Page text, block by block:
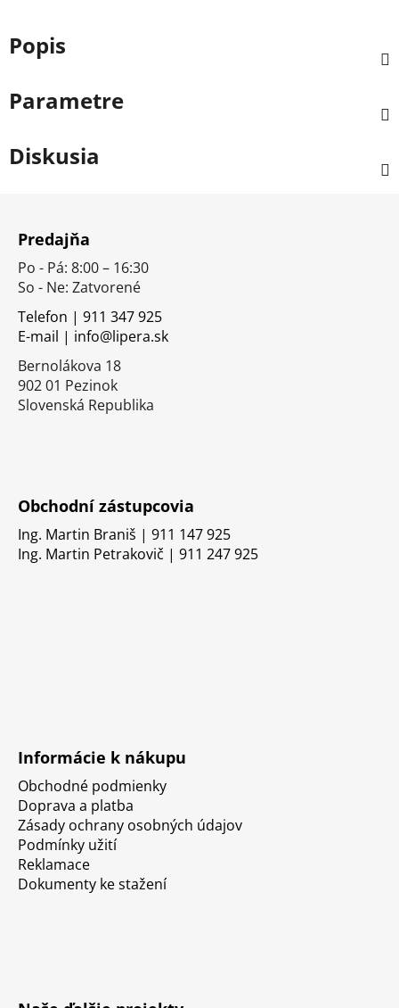
Popis
Parametre
Diskusia
Predajňa
Po - Pá: 8:00 – 16:30
So - Ne: Zatvorené
Telefon | 911 347 925
E-mail | info@lipera.sk
Bernolákova 18
902 01 Pezinok
Slovenská Republika
Obchodní zástupcovia
Ing. Martin Braniš | 911 147 925
Ing. Martin Petrakovič | 911 247 925
Informácie k nákupu
Obchodné podmienky
Doprava a platba
Zásady ochrany osobných údajov
Podmínky užití
Reklamace
Dokumenty ke stažení